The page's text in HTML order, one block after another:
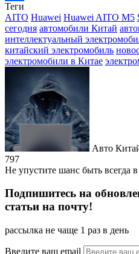
Отправить
Теги
AITO Huawei Huawei AITO M5
сегодня автомобили Китай
интеллектуальный
китайский электромобиль
электромобили в Китае
Авто
797
Не упустите шанс быть всегда
Подпишитесь на
статьи на почту!
рассылка не чаще 1 раз в день
Введите ваш email